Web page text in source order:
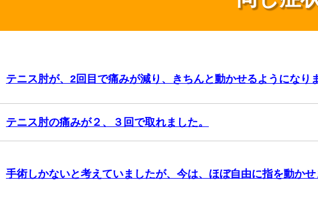
テニス肘が、2回目で痛みが減り、きちんと動かせるようになり
テニス肘の痛みが２、３回で取れました。
手術しかないと考えていましたが、今は、ほぼ自由に指を動かせ